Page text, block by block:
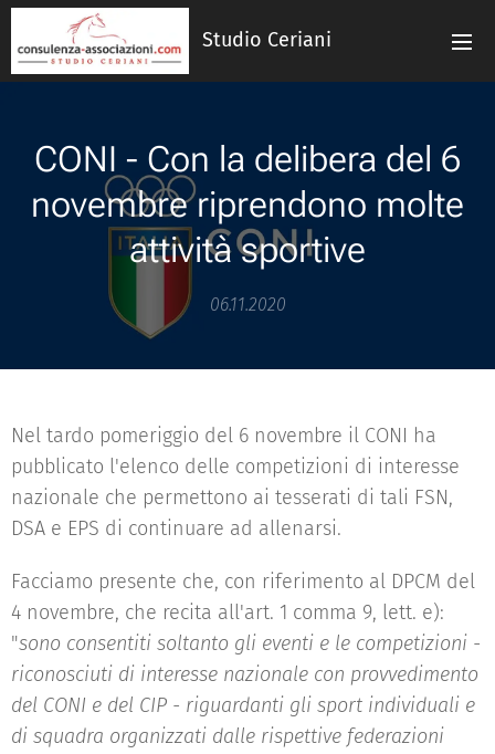
Studio Ceriani
CONI - Con la delibera del 6
novembre riprendono molte
attività sportive
06.11.2020
Nel tardo pomeriggio del 6 novembre il CONI ha
pubblicato l'elenco delle competizioni di interesse
nazionale che permettono ai tesserati di tali FSN,
DSA e EPS di continuare ad allenarsi.
Facciamo presente che, con riferimento al DPCM del
4 novembre, che recita all'art. 1 comma 9, lett. e):
"sono consentiti soltanto gli eventi e le competizioni -
riconosciuti di interesse nazionale con provvedimento
del CONI e del CIP - riguardanti gli sport individuali e
di squadra organizzati dalle rispettive federazioni